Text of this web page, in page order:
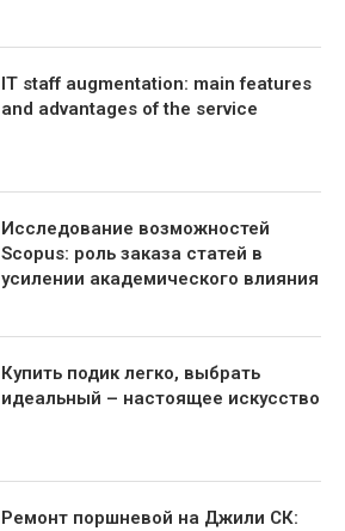
IT staff augmentation: main features
and advantages of the service
Исследование возможностей
Scopus: роль заказа статей в
усилении академического влияния
Купить подик легко, выбрать
идеальный – настоящее искусство
Ремонт поршневой на Джили СК: